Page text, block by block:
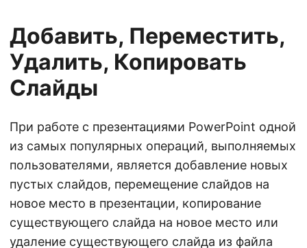
Добавить, Переместить,
Удалить, Копировать
Слайды
При работе с презентациями PowerPoint одной
из самых популярных операций, выполняемых
пользователями, является добавление новых
пустых слайдов, перемещение слайдов на
новое место в презентации, копирование
существующего слайда на новое место или
удаление существующего слайда из файла